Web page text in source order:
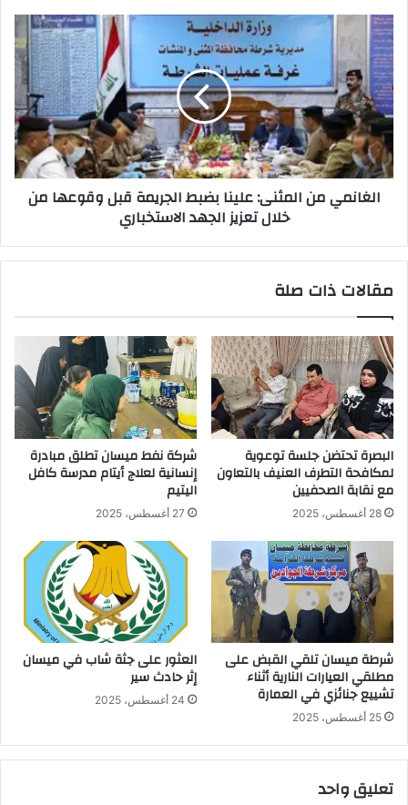
الغانمي
من
المثنى:
علينا
بضبط
الجريمة
قبل
وقوعها
من
خلالالغانمي من المثنى: علينا بضبط الجريمة قبل وقوعها من
خلال تعزيز الجهد الاستخباري
مقالات ذات صلة
البصرة تحتضن جلسة توعوية
لمكافحة التطرف العنيف بالتعاون
مع نقابة الصحفيين
28 أغسطس، 2025
شركة نفط ميسان تطلق مبادرة
إنسانية لعلاج أيتام مدرسة كافل
اليتيم
27 أغسطس، 2025
شرطة ميسان تلقي القبض على
مطلقي العيارات النارية أثناء
تشييع جنائزي في العمارة
25 أغسطس، 2025
العثور على جثة شاب في ميسان
إثر حادث سير
24 أغسطس، 2025
تعليق واحد